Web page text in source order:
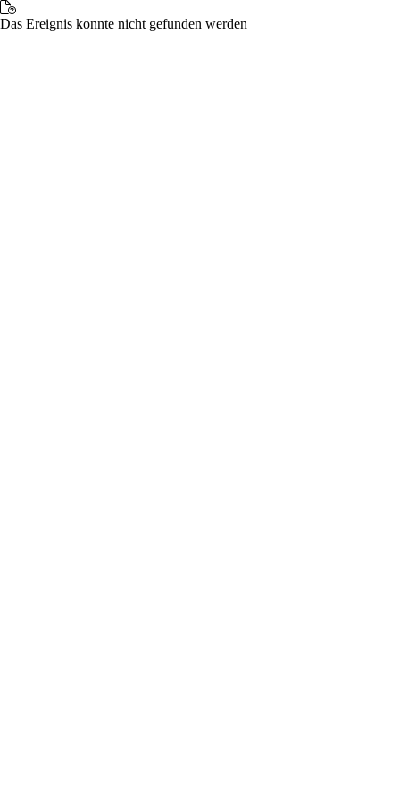
Das Ereignis konnte nicht gefunden werden